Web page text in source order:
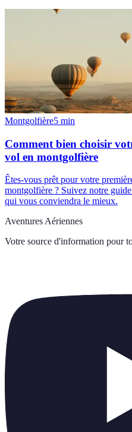
Montgolfière5 min
Comment bien choisir
vol en montgolfière
Êtes-vous prêt pour votre
montgolfière ? Suivez notre
qui vous conviendra le mieux.
Aventures Aériennes
Votre source d'information pour